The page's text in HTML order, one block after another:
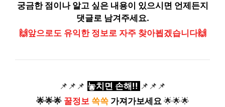
궁금한 점이나 알고 싶은 내용이 있으시면 언제든지
댓글로 남겨주세요.
🙌앞으로도 유익한 정보로 자주 찾아뵙겠습니다🙌
📌📌📌 놓치면 손해!! 📌📌📌
🌟🌟🌟 꿀정보 쏙쏙 가져가보세요 🌟🌟🌟